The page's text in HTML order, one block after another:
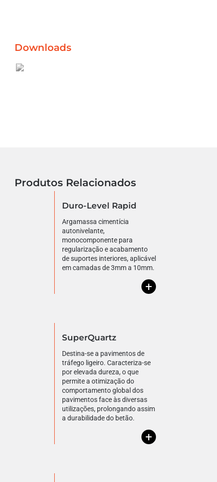
Downloads
Produtos Relacionados
Duro-Level Rapid
Argamassa cimentícia
autonivelante,
monocomponente para
regularização e acabamento
de suportes interiores, aplicável
em camadas de 3mm a 10mm.
+
SuperQuartz
Destina-se a pavimentos de
tráfego ligeiro. Caracteriza-se
por elevada dureza, o que
permite a otimização do
comportamento global dos
pavimentos face às diversas
utilizações, prolongando assim
a durabilidade do betão.
+